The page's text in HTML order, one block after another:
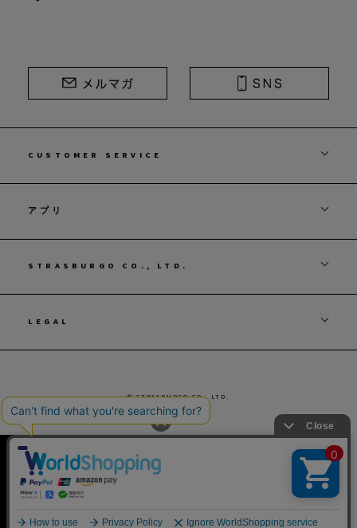
CUSTOMER SERVICE
アプリ
STRASBURGO CO., LTD.
LEGAL
© STRASBURGO CO., LTD.